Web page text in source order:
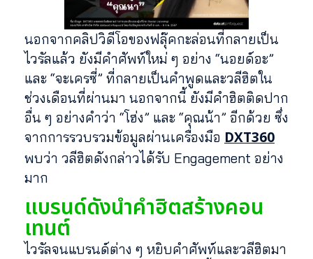
นอกจากคลิปวิดีโอของฟลุ๊คกะล่อนที่กลายเป็น
ไวรัลแล้ว ยังมีคำศัพท์ใหม่ ๆ อย่าง “นอยด์อะ”
และ “จะเครซี่” ที่กลายเป็นคำพูดและวลีฮิตใน
ช่วงเดือนที่ผ่านมา นอกจากนี้ ยังมีคำฮิตติดปาก
อื่น ๆ อย่างคำว่า “โฮ่ง” และ “คุณน้า” อีกด้วย ซึ่ง
จากการรวบรวมข้อมูลผ่านเครื่องมือ DXT360
พบว่า วลีฮิตดังกล่าวได้รับ Engagement อย่าง
มาก
แบรนด์ดังนำคำฮิตสร้างคอน
เทนต์
ไวรัลจนแบรนด์ต่าง ๆ หยิบคำศัพท์และวลีฮิตมา